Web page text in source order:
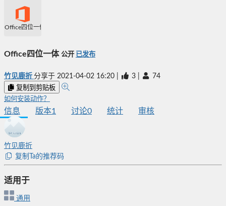
Office四位一体
Office四位一体 公开 已发布
竹见鹿折 分享于 2021-04-02 16:20 3 74
复制到剪贴板
如何安装动作？
信息 版本1 讨论0 统计 审核
竹见鹿折
复制Ta的推荐码
适用于
通用